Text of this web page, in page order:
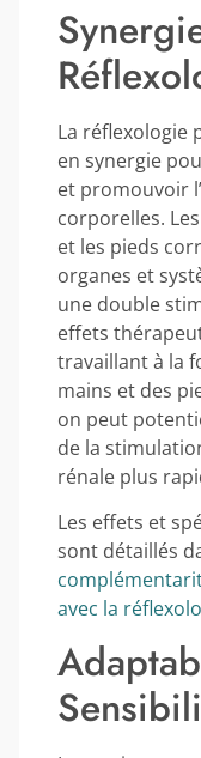
La réflexologie
en synergie
et promouvoir
corporelles.
et les pieds
organes et
une double
effets
travaillant à la
mains et des
on peut
de la
rénale plus
Les effets et
sont détaillés
avec la